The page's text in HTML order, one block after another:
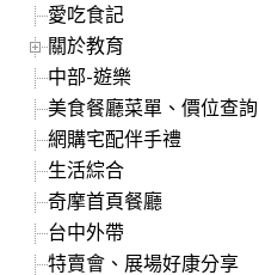
愛吃食記
關於教育
中部-遊樂
美食餐廳菜單、價位查詢
網購宅配伴手禮
生活綜合
奇摩首頁餐廳
台中外帶
特賣會、展場好康分享